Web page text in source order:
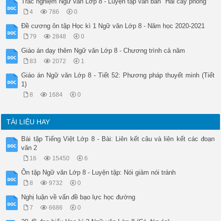
b. Một thế kỉ văn minh khai hóa (!) của thực dân cũng
Tỏ ý mỉa mai.
LƯU Ý
1.Ví dụ:
- Dấu hai chấm trong các đoạn trích dùng để làm gì?
a. Rồi Dế Choắt loanh quanh, băn khoăn. Tôi phải bảo:
- Được, chú mình cứ nói thẳng thừng ra nào.
Dế Choắt nhìn tôi mà rằng:
Người xưa có câu: “ Trúc dẫu cháy, đốt ngay vẫn thẳng”.
c.Con đường này tôi đã quen đi lại lắm lần, nhưng lần
( Thanh Tịnh, Tôi đi học ).
.
Dấu hai chấm
Công dụng
Ví dụ a - Đánh dấu ( báo trước )lời
lời đối thoại của Dế Mèn với
Dế Choắt ( dùng với dấu gạch
ngang).
Ví dụ b - Đánh dấu( báo trước ) lời dẫn
trực tiếp câu nói của người
4 786 0
Đề cương ôn tập Học kì 1 Ngữ văn Lớp 8 - Năm học 2020-2021
79 2848 0
Giáo án dạy thêm Ngữ văn Lớp 8 - Chương trình cả năm
83 2072 1
Giáo án Ngữ văn Lớp 8 - Tiết 52: Phương pháp thuyết minh (Tiết
1)
8 1684 0
TÀI LIỆU HAY
Bài tập Tiếng Việt Lớp 8 - Bài: Liên kết câu và liên kết các đoạn
văn 2
16 15450 6
Ôn tập Ngữ văn Lớp 8 - Luyện tập: Nói giảm nói tránh
8 9732 0
Nghị luận về vấn đề bạo lực học đường
7 6686 0